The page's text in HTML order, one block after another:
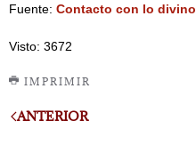
Fuente: Contacto con lo divino
Visto: 3672
IMPRIMIR
ANTERIOR